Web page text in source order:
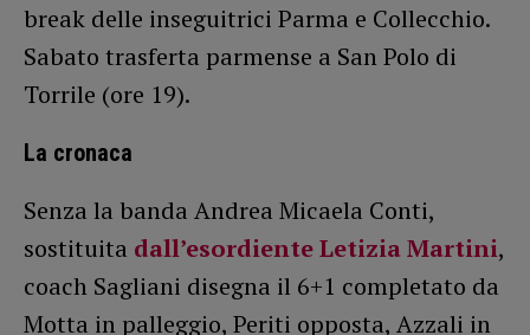
break delle inseguitrici Parma e Collecchio.
Sabato trasferta parmense a San Polo di
Torrile (ore 19).
La cronaca
Senza la banda Andrea Micaela Conti,
sostituita dall’esordiente Letizia Martini,
coach Sagliani disegna il 6+1 completato da
Motta in palleggio, Periti opposta, Azzali in